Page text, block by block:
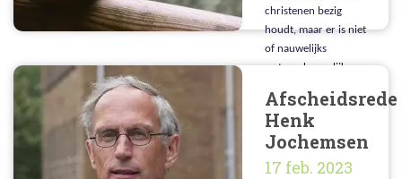
christenen bezig
houdt, maar er is niet
of nauwelijks
wetenschappelijk
Het is dan ook uniek
dat er nu op deze
manier onderzoek is
gedaan naar
Afscheidsrede
Henk
Jochemsen
17 feb. 2023